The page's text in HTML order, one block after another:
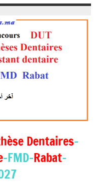
Dentaires–
-FMD-Rabat-